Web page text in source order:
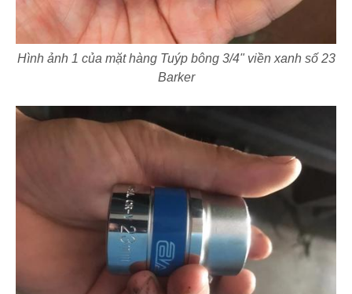
Hình ảnh 1 của mặt hàng Tuýp bông 3/4" viền xanh số 23
Barker